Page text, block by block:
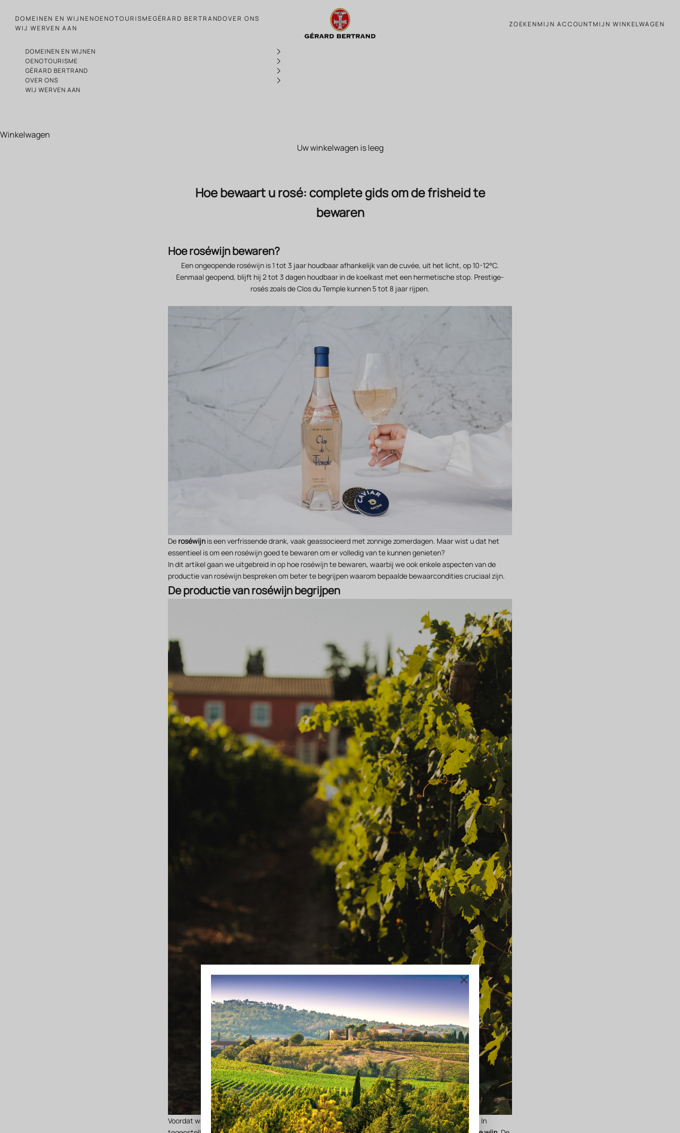
Hoe bewaart u rosé: complete gids om de frisheid te bewaren
DOMEINEN EN WIJNENOENOTOURISMEGÉRARD BERTRANDOVER ONS
WIJ WERVEN AAN
ZOEKENMIJN ACCOUNTMIJN WINKELWAGEN
DOMEINEN EN WIJNEN
OENOTOURISME
GÉRARD BERTRAND
OVER ONS
WIJ WERVEN AAN
Winkelwagen
Uw winkelwagen is leeg
Hoe bewaart u rosé: complete gids om de frisheid te
bewaren
Hoe roséwijn bewaren?
Een ongeopende roséwijn is 1 tot 3 jaar houdbaar afhankelijk van de cuvée, uit het licht, op 10-12°C.
Eenmaal geopend, blijft hij 2 tot 3 dagen houdbaar in de koelkast met een hermetische stop. Prestige-
rosés zoals de Clos du Temple kunnen 5 tot 8 jaar rijpen.
De roséwijn is een verfrissende drank, vaak geassocieerd met zonnige zomerdagen. Maar wist u dat het
essentieel is om een roséwijn goed te bewaren om er volledig van te kunnen genieten?
In dit artikel gaan we uitgebreid in op hoe roséwijn te bewaren, waarbij we ook enkele aspecten van de
productie van roséwijn bespreken om beter te begrijpen waarom bepaalde bewaarcondities cruciaal zijn.
De productie van roséwijn begrijpen
Voordat we ingaan op de bewaartips, is het belangrijk om deproductie van roséwijn.te begrijpen. In